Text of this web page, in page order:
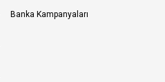
Banka Kampanyaları